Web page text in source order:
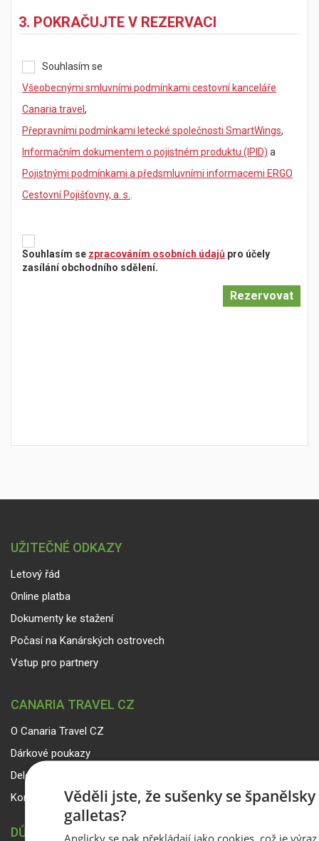
3. POKRAČUJTE V REZERVACI
Souhlasím se
Všeobecnými smluvními podmínkami cestovní kanceláře
Canaria travel ,
Přepravními podmínkami letecké společnosti SmartWings,
Informačním dokumentem o pojistném produktu (IPID) a
Pojistnými podmínkami a předsmluvními informacemi ERGO
Cestovní Pojišťovny, a. s.
Souhlasím se zpracováním osobních údajů pro účely
zasílání obchodního sdělení.
UŽITEČNÉ ODKAZY
Letový řád
Online platba
Dokumenty ke stažení
Počasí na Kanárských ostrovech
Vstup pro partnery
CANARIA TRAVEL CZ
O Canaria Travel CZ
Dárkové poukazy
Delegáti
Kontakty
DŮLEŽITÉ INFORMACE
Věděli jste, že sušenky se
galletas?
Anglicky se pak překládají jako cookies, což je